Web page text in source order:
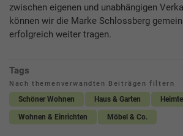
zwischen eigenen und unabhängigen
können wir die Marke Schlossberg
erfolgreich weiter tragen.
Tags
Nach themenverwandten Beiträgen filtern
Schöner Wohnen Haus & Garten
Wohnen & Einrichten Möbel & Co.